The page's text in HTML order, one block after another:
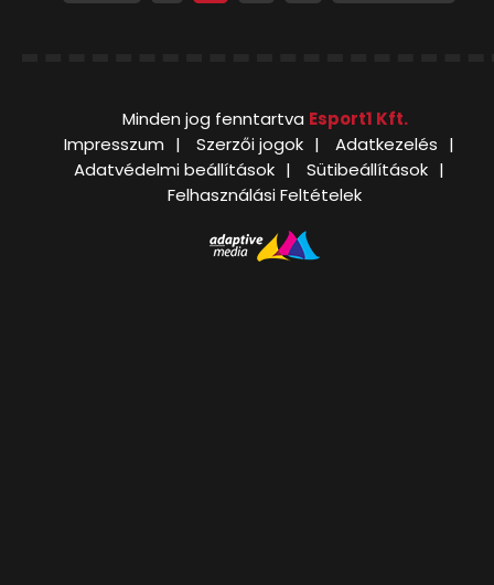
Minden jog fenntartva Esport1 Kft.
Impresszum
Szerzői jogok
Adatkezelés
Adatvédelmi beállítások
Sütibeállítások
Felhasználási Feltételek